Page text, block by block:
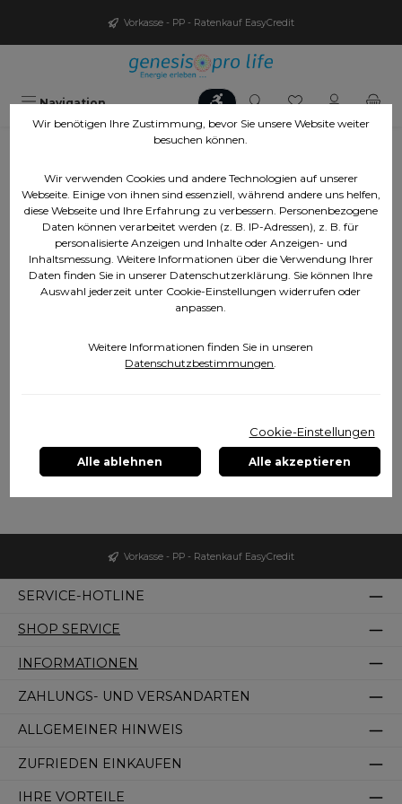
Zum Hauptinhalt springen
Vorkasse - PP - Ratenkauf EasyCredit
Navigation Werkzeugleiste anzeigen
Du hast 0
Sie sind hier: Shop Service
Shop Service
Vorkasse - PP - Ratenkauf EasyCredit
SERVICE-HOTLINE
SHOP SERVICE
INFORMATIONEN
ZAHLUNGS- UND VERSANDARTEN
ALLGEMEINER HINWEIS
ZUFRIEDEN EINKAUFEN
IHRE VORTEILE
Wir benötigen Ihre Zustimmung, bevor Sie unsere Website weiter
besuchen können.
Wir verwenden Cookies und andere Technologien auf unserer
Webseite. Einige von ihnen sind essenziell, während andere uns helfen,
diese Webseite und Ihre Erfahrung zu verbessern. Personenbezogene
Daten können verarbeitet werden (z. B. IP-Adressen), z. B. für
personalisierte Anzeigen und Inhalte oder Anzeigen- und
Inhaltsmessung. Weitere Informationen über die Verwendung Ihrer
Daten finden Sie in unserer Datenschutzerklärung. Sie können Ihre
Auswahl jederzeit unter Cookie-Einstellungen widerrufen oder
anpassen.
Weitere Informationen finden Sie in unseren
Datenschutzbestimmungen
Cookie-Einstellungen
Alle ablehnen Alle akzeptieren